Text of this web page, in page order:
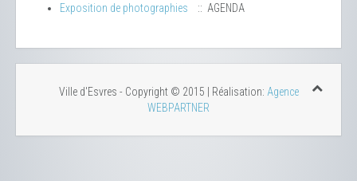
Exposition de photographies
:: AGENDA
Ville d'Esvres - Copyright © 2015 | Réalisation: Agence
WEBPARTNER